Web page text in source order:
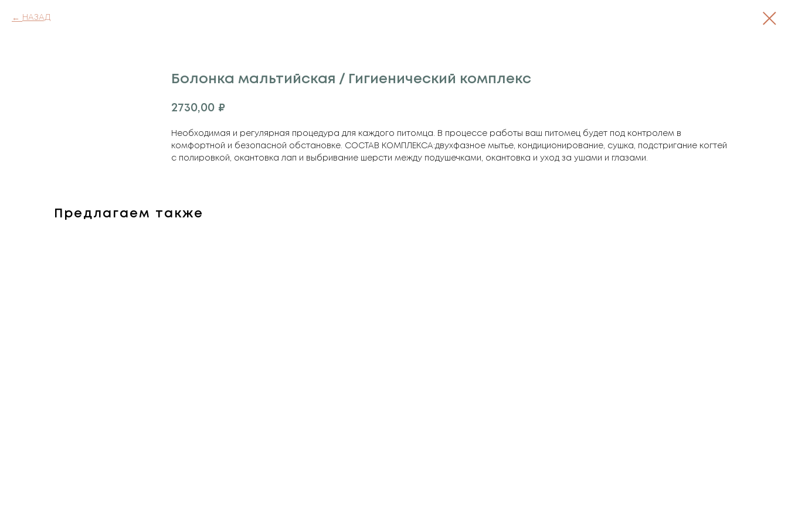
НАЗАД
Болонка мальтийская / Гигиенический комплекс
2730,00 ₽
Необходимая и регулярная процедура для каждого питомца. В процессе работы ваш питомец будет под контролем в
комфортной и безопасной обстановке. СОСТАВ КОМПЛЕКСА:двухфазное мытье, кондиционирование, сушка, подстригание когтей
с полировкой, окантовка лап и выбривание шерсти между подушечками, окантовка и уход за ушами и глазами.
Предлагаем также